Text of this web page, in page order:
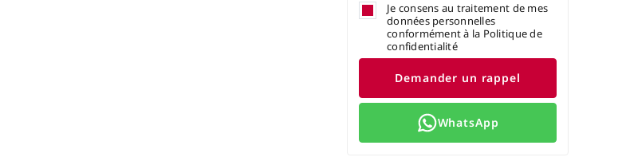
Je consens au traitement de mes
données personnelles
conformément à la Politique de
confidentialité
Demander un rappel
WhatsApp